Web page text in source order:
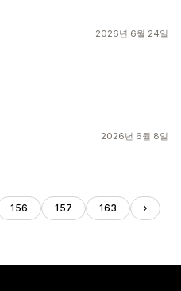
2026년 6월 24일
2026년 6월 8일
156 157 163